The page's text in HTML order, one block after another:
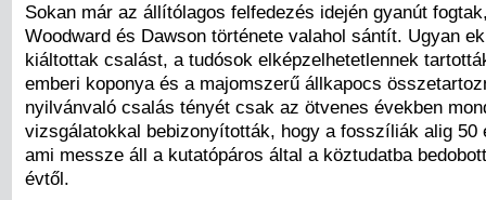
Sokan már az állítólagos felfedezés idején gyanút
Woodward és Dawson története valahol sántít. Ugyan
kiáltottak csalást, a tudósok elképzelhetetlennek
emberi koponya és a majomszerű állkapocs
nyilvánvaló csalás tényét csak az ötvenes években
vizsgálatokkal bebizonyították, hogy a fosszíliák alig 50
ami messze áll a kutatópáros által a köztudatba
évtől.